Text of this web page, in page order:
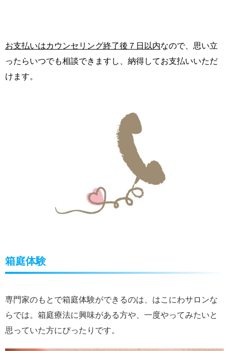
お支払いはカウンセリング終了後７日以内なので、思い立
ったらいつでも相談できますし、納得してお支払いいただ
けます。
箱庭体験
専門家のもとで箱庭体験ができるのは、はこにわサロンな
らでは。箱庭療法に興味がある方や、一度やってみたいと
思っていた方にぴったりです。